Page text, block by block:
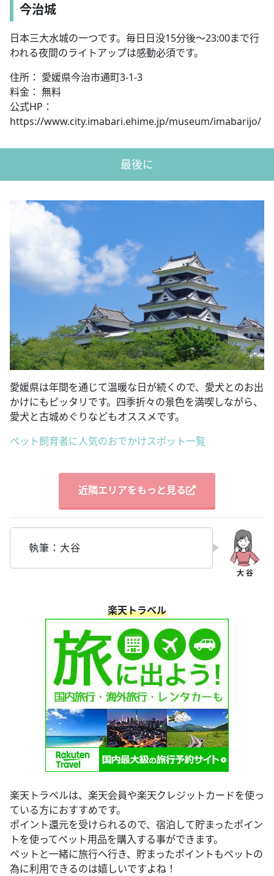
今治城
日本三大水城の一つです。毎日日没15分後～23:00まで行
われる夜間のライトアップは感動必須です。
住所： 愛媛県今治市通町3-1-3
料金： 無料
公式HP：
https://www.city.imabari.ehime.jp/museum/imabarijo/
最後に
愛媛県は年間を通じて温暖な日が続くので、愛犬とのお出
かけにもピッタリです。四季折々の景色を満喫しながら、
愛犬と古城めぐりなどもオススメです。
ペット飼育者に人気のおでかけスポット一覧
近隣エリアをもっと見る
執筆：大谷
楽天トラベル
楽天トラベルは、楽天会員や楽天クレジットカードを使っ
ている方におすすめです。
ポイント還元を受けられるので、宿泊して貯まったポイン
トを使ってペット用品を購入する事ができます。
ペットと一緒に旅行へ行き、貯まったポイントもペットの
為に利用できるのは嬉しいですよね！